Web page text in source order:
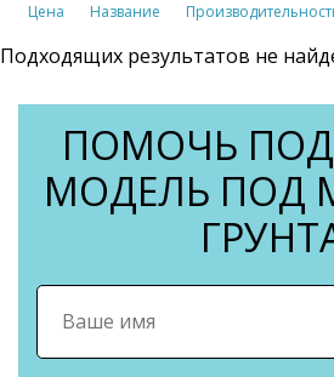
Цена
Название
Подходящих результатов не
ПОМОЧЬ
МОДЕЛЬ ПОД